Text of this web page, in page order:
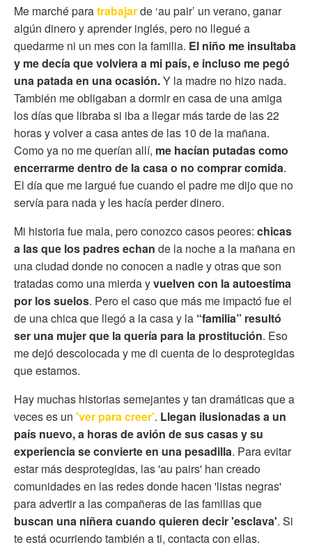
Me marché paratrabajarde ‘au pair’ un verano, ganar
algún dinero y aprender inglés, pero no llegué a
quedarme ni un mes con la familia. El niño me insultaba
y me decía que volviera a mi país, e incluso me pegó
una patada en una ocasión.Y la madre no hizo nada.
También me obligaban a dormir en casa de una amiga
los días que libraba si iba a llegar más tarde de las 22
horas y volver a casa antes de las 10 de la mañana.
Como ya no me querían allí, me hacían putadas como
encerrarme dentro de la casao no comprar comida.
El día que me largué fue cuando el padre me dijo que no
servía para nada y les hacía perder dinero.
Mi historia fue mala, pero conozco casos peores: chicas
a las que los padres echan de la noche a la mañana en
una ciudad donde no conocen a nadie y otras que son
tratadas como una mierda yvuelven con la autoestima
por los suelos. Pero el caso que más me impactó fue el
de una chica que llegó a la casa y la “familia” resultó
ser una mujer que la quería para la prostitución. Eso
me dejó descolocada y me di cuenta de lo desprotegidas
que estamos.
Hay muchas historias semejantes y tan dramáticas que a
veces es un 'ver para creer'. Llegan ilusionadas a un
país nuevo, a horas de avión de sus casas ysu
experiencia se convierte en una pesadilla. Para evitar
estar más desprotegidas, las 'au pairs' han creado
comunidades en las redes donde hacen 'listas negras'
para advertir a las compañeras de las familias que
buscan una niñera cuando quieren decir 'esclava'. Si
te está ocurriendo también a ti, contacta con ellas.